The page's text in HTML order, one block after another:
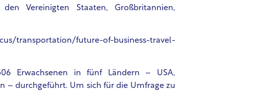
Vereinigten Staaten, Großbritannien,
transportation/future-of-business-travel-
Erwachsenen in fünf Ländern – USA,
– durchgeführt. Um sich für die Umfrage zu